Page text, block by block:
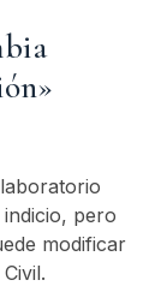
pero
modificar